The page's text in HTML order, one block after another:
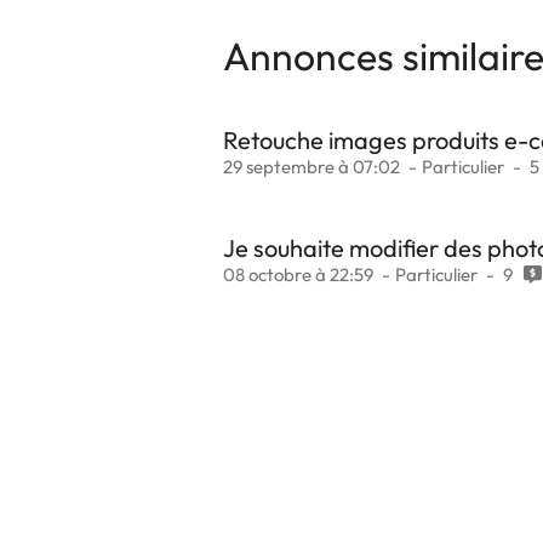
Annonces
Retouche images produits e-
29 septembre à 07:02 Particulier 5
Je souhaite modifier des
08 octobre à 22:59 Particulier 9